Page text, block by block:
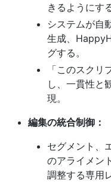
きるようにする
システムが自
生成、
グする。
「このスク
し、一貫性と
現。
編集の統合制御：
セグメント、
のアライメン
調整する専用